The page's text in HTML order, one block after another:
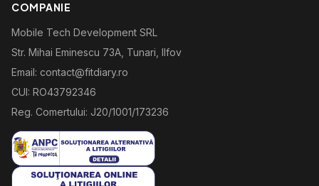
COMPANIE
Mobile Tech Development SRL
Str. Mihai Eminescu 73A, Tunari, Ilfov
Email: contact@fitdiary.ro
CUI: RO43792346
Reg. Comertului: J20/1001/173236